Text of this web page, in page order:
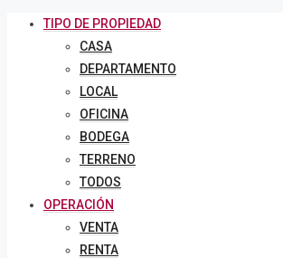
TIPO DE PROPIEDAD
CASA
DEPARTAMENTO
LOCAL
OFICINA
BODEGA
TERRENO
TODOS
OPERACIÓN
VENTA
RENTA